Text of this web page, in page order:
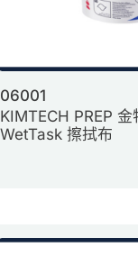
06001
KIMTECH PREP
WetTask 擦拭布